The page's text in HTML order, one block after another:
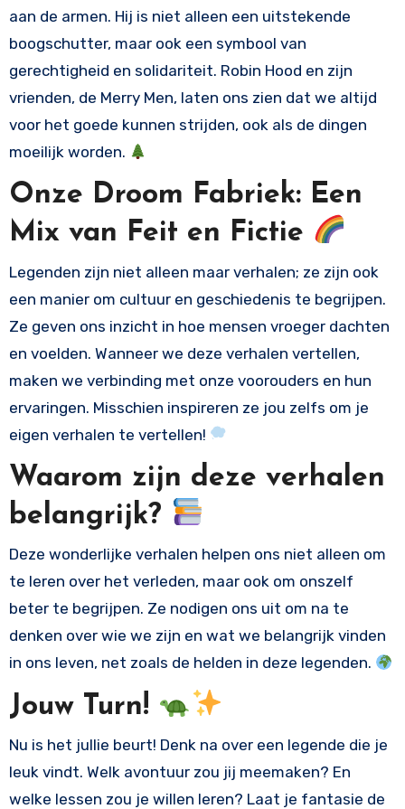
aan de armen. Hij is niet alleen een uitstekende
boogschutter, maar ook een symbool van
gerechtigheid en solidariteit. Robin Hood en zijn
vrienden, de Merry Men, laten ons zien dat we altijd
voor het goede kunnen strijden, ook als de dingen
moeilijk worden.
Onze Droom Fabriek: Een
Mix van Feit en Fictie
Legenden zijn niet alleen maar verhalen; ze zijn ook
een manier om cultuur en geschiedenis te begrijpen.
Ze geven ons inzicht in hoe mensen vroeger dachten
en voelden. Wanneer we deze verhalen vertellen,
maken we verbinding met onze voorouders en hun
ervaringen. Misschien inspireren ze jou zelfs om je
eigen verhalen te vertellen!
Waarom zijn deze verhalen
belangrijk?
Deze wonderlijke verhalen helpen ons niet alleen om
te leren over het verleden, maar ook om onszelf
beter te begrijpen. Ze nodigen ons uit om na te
denken over wie we zijn en wat we belangrijk vinden
in ons leven, net zoals de helden in deze legenden.
Jouw Turn!
Nu is het jullie beurt! Denk na over een legende die je
leuk vindt. Welk avontuur zou jij meemaken? En
welke lessen zou je willen leren? Laat je fantasie de